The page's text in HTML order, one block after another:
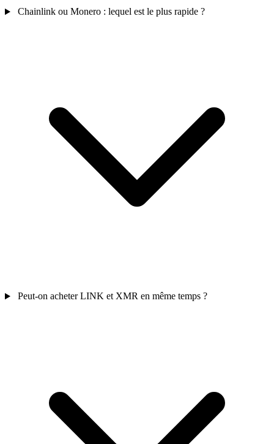
Chainlink ou Monero : lequel est le plus rapide ?
Peut-on acheter LINK et XMR en même temps ?